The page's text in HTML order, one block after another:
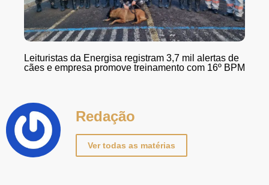
Leituristas da Energisa registram 3,7 mil alertas de
cães e empresa promove treinamento com 16º BPM
Redação
Ver todas as matérias